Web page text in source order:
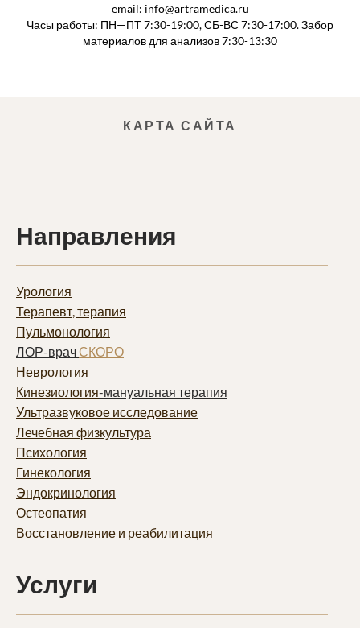
email: info@artramedica.ru
Часы работы: ПН—ПТ 7:30-19:00, СБ-ВС 7:30-17:00. Забор
материалов для анализов 7:30-13:30
КАРТА САЙТА
Направления
Урология
Терапевт, терапия
Пульмонология
ЛОР-врачСКОРО
Неврология
Кинезиология-мануальная терапия
Ультразвуковое исследование
Лечебная физкультура
Психология
Гинекология
Эндокринология
Остеопатия
Восстановление и реабилитация
Услуги